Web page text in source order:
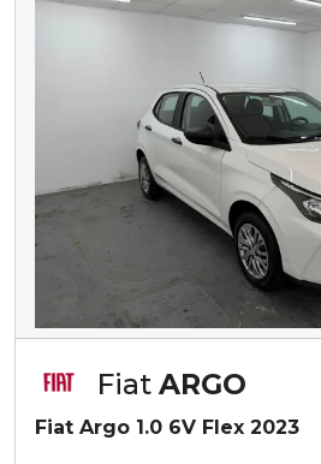
Fiat ARGO
Fiat Argo 1.0 6V Flex 2023